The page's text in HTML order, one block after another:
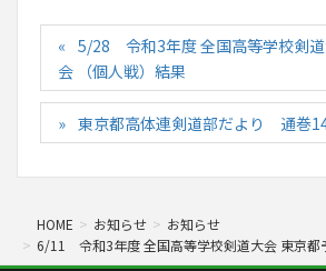
5/28 令和3年度 全国高等学校剣
会 （個人戦）結果
東京都高体連剣道部だより 通巻
HOME お知らせ
お知らせ
6/11 令和3年度 全国高等学校剣道大会 東京都